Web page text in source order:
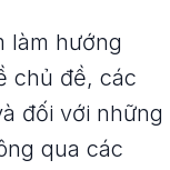
làm hướng
chủ đề, các
đối với những
qua các